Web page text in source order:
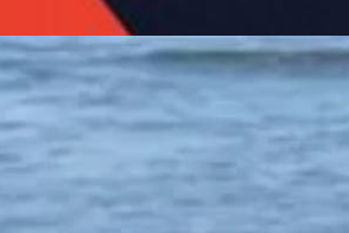
reclasifica la marihuana